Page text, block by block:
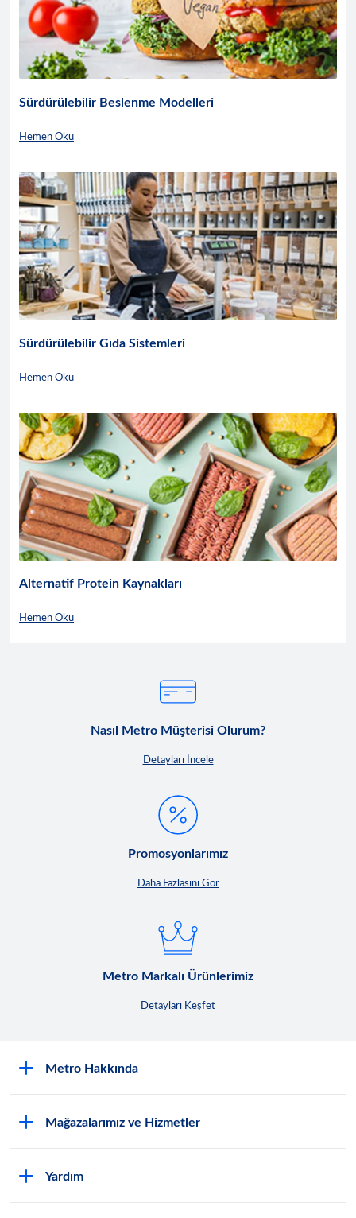
Sürdürülebilir Beslenme Modelleri
Hemen Oku
Sürdürülebilir Gıda Sistemleri
Hemen Oku
Alternatif Protein Kaynakları
Hemen Oku
Nasıl Metro Müşterisi Olurum?
Detayları İncele
Promosyonlarımız
Daha Fazlasını Gör
Metro Markalı Ürünlerimiz
Detayları Keşfet
Metro Hakkında
Mağazalarımız ve Hizmetler
Yardım